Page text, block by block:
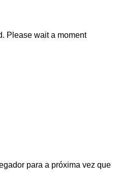
Please wait a moment
para a próxima vez que